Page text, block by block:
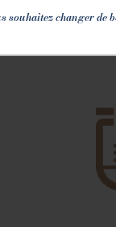
souhaitez changer de